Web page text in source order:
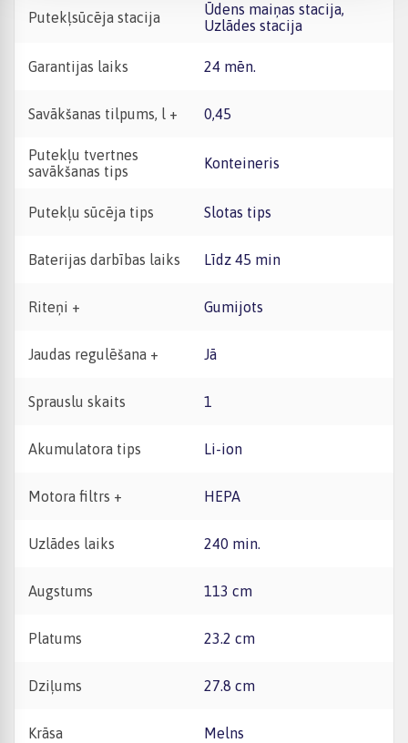
Putekļsūcēja stacija
Ūdens maiņas stacija,
Uzlādes stacija
Garantijas laiks 24 mēn.
Savākšanas tilpums, l + 0,45
Putekļu tvertnes
savākšanas tips
Konteineris
Putekļu sūcēja tips Slotas tips
Baterijas darbības laiks Līdz 45 min
Riteņi + Gumijots
Jaudas regulēšana + Jā
Sprauslu skaits 1
Akumulatora tips Li-ion
Motora filtrs + HEPA
Uzlādes laiks 240 min.
Augstums 113 cm
Platums 23.2 cm
Dziļums 27.8 cm
Krāsa Melns